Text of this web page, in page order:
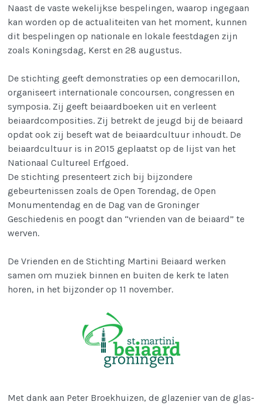
Naast de vaste wekelijkse bespelingen, waarop ingegaan
kan worden op de actualiteiten van het moment, kunnen
dit bespelingen op nationale en lokale feestdagen zijn
zoals Koningsdag, Kerst en 28 augustus.
De stichting geeft demonstraties op een democarillon,
organiseert internationale concoursen, congressen en
symposia. Zij geeft beiaardboeken uit en verleent
beiaardcomposities. Zij betrekt de jeugd bij de beiaard
opdat ook zij beseft wat de beiaardcultuur inhoudt. De
beiaardcultuur is in 2015 geplaatst op de lijst van het
Nationaal Cultureel Erfgoed.
De stichting presenteert zich bij bijzondere
gebeurtenissen zoals de Open Torendag, de Open
Monumentendag en de Dag van de Groninger
Geschiedenis en poogt dan “vrienden van de beiaard” te
werven.
De Vrienden en de Stichting Martini Beiaard werken
samen om muziek binnen en buiten de kerk te laten
horen, in het bijzonder op 11 november.
Met dank aan Peter Broekhuizen, de glazenier van de glas-